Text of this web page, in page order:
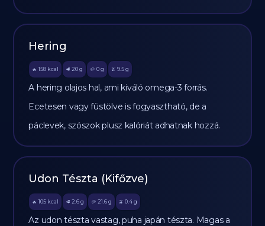
Hering
🔥 158 kcal 🥩 20 g 🥔 0g 🫒 9.5 g
A hering olajos hal, ami kiváló omega-3 forrás.
Ecetesen vagy füstölve is fogyasztható, de a
páclevek, szószok plusz kalóriát adhatnak hozzá.
Udon Tészta (Kifőzve)
🔥 105 kcal 🥩 2.6 g 🥔 21.6g 🫒 0.4 g
Az udon tészta vastag, puha japán tészta. Magas a